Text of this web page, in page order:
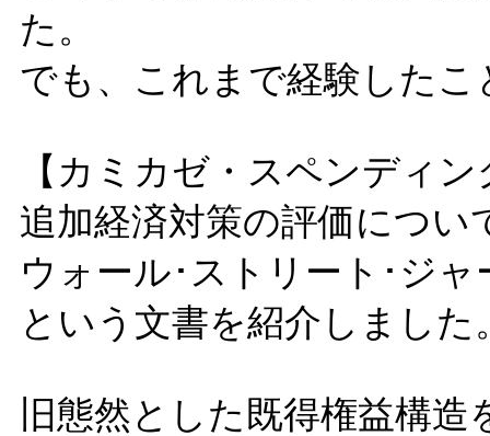
た。
でも、これまで経験した
【カミカゼ・スペンディ
追加経済対策の評価につ
ウォール･ストリート･ジ
という文書を紹介しました
旧態然とした既得権益構